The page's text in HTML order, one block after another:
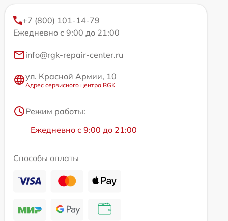
+7 (800) 101-14-79
Ежедневно с 9:00 до 21:00
info@rgk-repair-center.ru
ул. Красной Армии, 10
Адрес сервисного центра RGK
Режим работы:
Ежедневно с 9:00 до 21:00
Способы оплаты